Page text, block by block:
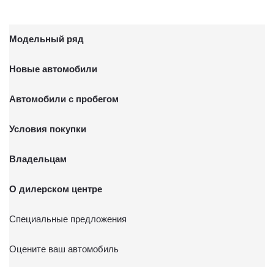
Модельный ряд
Новые автомобили
Автомобили с пробегом
Условия покупки
Владельцам
О дилерском центре
Специальные предложения
Оцените ваш автомобиль